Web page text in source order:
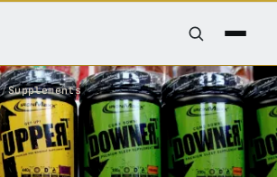
/Supplements